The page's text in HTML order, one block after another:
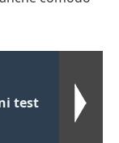
test